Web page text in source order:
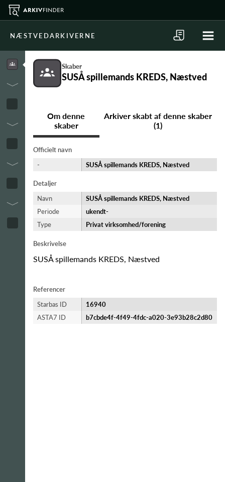
NÆSTVEDARKIVERNE
Skaber
SUSÅ spillemands KREDS, Næstved
Om denne
skaber
Arkiver skabt af denne skaber
(1)
Officielt navn
-
SUSÅ spillemands KREDS, Næstved
Detaljer
Navn
SUSÅ spillemands KREDS, Næstved
Periode
ukendt-​
Type
Privat virksomhed/forening
Beskrivelse
SUSÅ spillemands KREDS, Næstved
Referencer
Starbas ID
16940
ASTA7 ID
b7cbde4f-4f49-4fdc-a020-3e93b28c2d80